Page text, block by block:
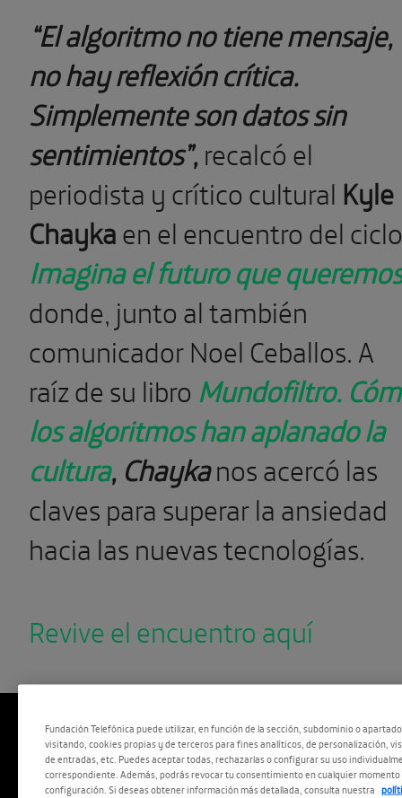
“El algoritmo no tiene mensaje,
no hay reflexión crítica.
Simplemente son datos sin
sentimientos”,recalcó el
periodista y crítico cultural Kyle
Chaykaen el encuentro del ciclo
Imagina el futuro que queremos
donde, junto al también
comunicador Noel Ceballos. A
raíz de su libro Mundofiltro.
los algoritmos han aplanado la
cultura, Chaykanos acercó las
claves para superar la ansiedad
hacia las nuevas tecnologías.
Revive el encuentro aquí
Fundación Telefónica puede utilizar, en función de la sección, subdominio o
visitando, cookies propias y de terceros para fines analíticos, de personalización,
de entradas, etc. Puedes aceptar todas, rechazarlas o configurar su uso
correspondiente. Además, podrás revocar tu consentimiento en cualquier momento
configuración. Si deseas obtener información más detallada, consulta nuestra